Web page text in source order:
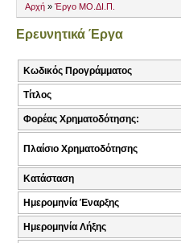
Αρχή » Έργο ΜΟ.ΔΙ.Π.
Ερευνητικά Έργα
Κωδικός Προγράμματος
Τίτλος
Φορέας Χρηματοδότησης:
Πλαίσιο Χρηματοδότησης
Κατάσταση
Ημερομηνία Έναρξης
Ημερομηνία Λήξης